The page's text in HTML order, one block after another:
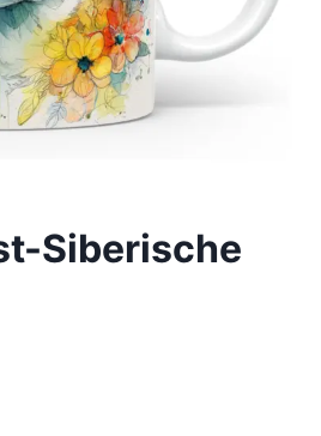
Siberische